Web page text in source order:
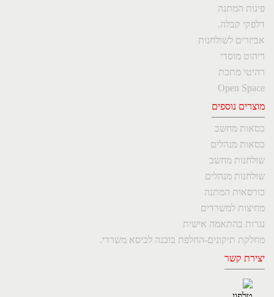
פינות המתנה
דלפקי קבלה.
אביזרים לשולחנות
ריהוט מוסדי
רהיטי מתכת
Open Space
מוצרים נוספים
כסאות מחשב
כסאות מנהלים
שולחנות מחשב
שולחנות מנהלים
כורסאות המתנה
מחיצות למשרדים
נגרות בהתאמה אישית
מחלקת תיקונים-החלפת בוכנה לכיסא משרדי.
יצירת קשר